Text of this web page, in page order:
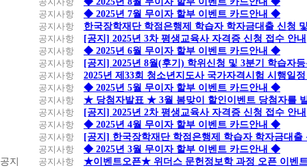
공지사항
◆ 2025년 7월 무이자 할부 이벤트 카드안내 ◆
공지사항
한국장학재단 학점은행제 학습자 학자금대출 신청
공지사항
[공지] 2025년 3차 평생교육사 자격증 신청 접수 안내
공지사항
◆ 2025년 6월 무이자 할부 이벤트 카드안내 ◆
공지사항
[공지] 2025년 8월(후기) 학위신청 및 3분기 학습자
공지사항
2025년 제33회 청소년지도사 국가자격시험 시행일
공지사항
◆ 2025년 5월 무이자 할부 이벤트 카드안내 ◆
공지사항
★ 당첨자발표 ★ 3월 봄맞이 할인이벤트 당첨자를
공지사항
[공지] 2025년 2차 평생교육사 자격증 신청 접수 안내
공지사항
◆ 2025년 4월 무이자 할부 이벤트 카드안내 ◆
공지사항
[공지] 한국장학재단 학점은행제 학습자 학자금대출
공지사항
◆ 2025년 3월 무이자 할부 이벤트 카드안내 ◆
공지
공지사항
★이벤트오픈★ 위더스 문헌정보학 과정 오픈 이벤